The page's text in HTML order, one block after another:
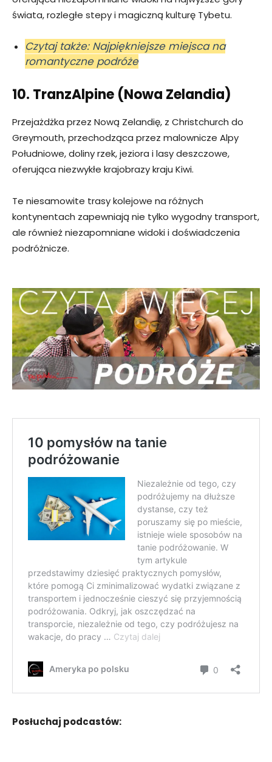
świata, rozległe stepy i magiczną kulturę Tybetu.
Czytaj także: Najpiękniejsze miejsca na
romantyczne podróże
10. TranzAlpine (Nowa Zelandia)
Przejażdżka przez Nową Zelandię, z Christchurch do
Greymouth, przechodząca przez malownicze Alpy
Południowe, doliny rzek, jeziora i lasy deszczowe,
oferująca niezwykłe krajobrazy kraju Kiwi.
Te niesamowite trasy kolejowe na różnych
kontynentach zapewniają nie tylko wygodny transport,
ale również niezapomniane widoki i doświadczenia
podróżnicze.
Posłuchaj podcastów: